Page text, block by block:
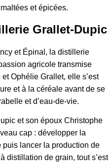
et épicées.
Grallet-Dupic
et Épinal, la distillerie
agricole transmise
Ophélie Grallet, elle s’est
et à la céréale avant de se
et d’eau-de-vie.
et son époux Christophe
cap : développer la
puis lancer la production de
distillation de grain, tout s’est